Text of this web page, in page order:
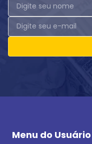
Menu do Usuário